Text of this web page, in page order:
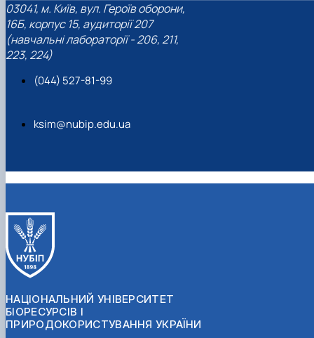
03041, м. Київ, вул. Героїв оборони,
16Б, корпус 15, аудиторії 207
(навчальні лабораторії - 206, 211,
223, 224)
(044) 527-81-99
ksim@nubip.edu.ua
НАЦІОНАЛЬНИЙ УНІВЕРСИТЕТ
БІОРЕСУРСІВ І
ПРИРОДОКОРИСТУВАННЯ УКРАЇНИ